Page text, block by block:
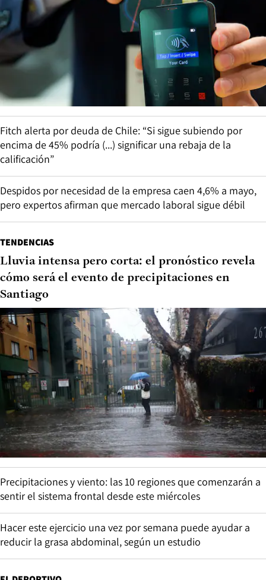
Fitch alerta por deuda de Chile: “Si sigue subiendo por
encima de 45% podría (...) significar una rebaja de la
calificación”
Despidos por necesidad de la empresa caen 4,6% a mayo,
pero expertos afirman que mercado laboral sigue débil
TENDENCIAS
Lluvia intensa pero corta: el pronóstico revela
cómo será el evento de precipitaciones en
Santiago
Precipitaciones y viento: las 10 regiones que comenzarán a
sentir el sistema frontal desde este miércoles
Hacer este ejercicio una vez por semana puede ayudar a
reducir la grasa abdominal, según un estudio